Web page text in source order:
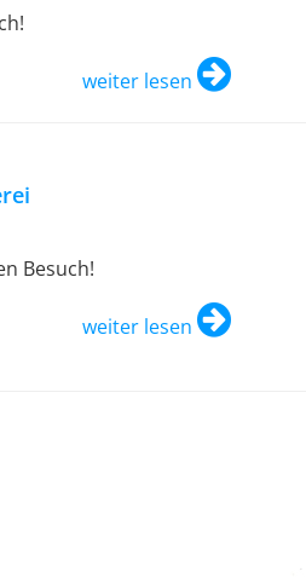
weiter lesen
Besuch!
weiter lesen